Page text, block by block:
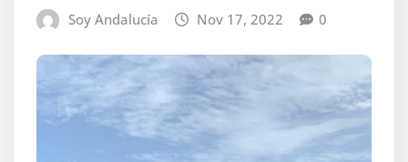
Soy Andalucía Nov 17, 2022 0